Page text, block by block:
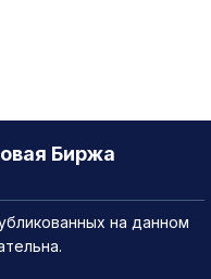
Биржа
на данном